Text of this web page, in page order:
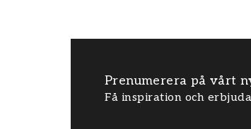
Prenumerera på vårt
Få inspiration och